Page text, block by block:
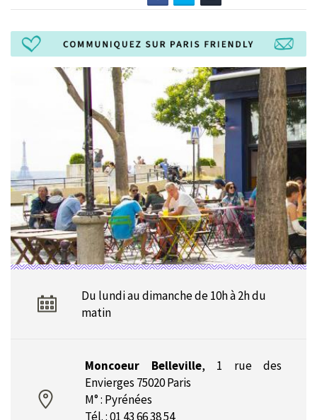
Du lundi au dimanche de 10h à 2h du
matin
Moncoeur Belleville, 1 rue des
Envierges 75020 Paris
M° : Pyrénées
Tél. : 01 43 66 38 54